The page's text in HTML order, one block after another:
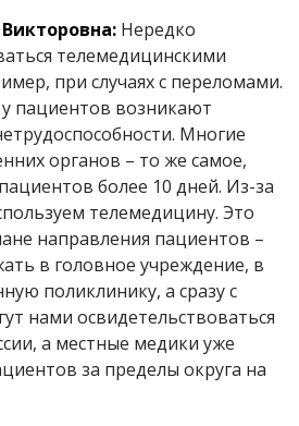
Нередко
телемедицинскими
при случаях с переломами.
пациентов возникают
Многие
органов – то же самое,
более 10 дней. Из-за
телемедицину. Это
направления пациентов –
в головное учреждение, в
поликлинику, а сразу с
нами освидетельствоваться
а местные медики уже
за пределы округа на